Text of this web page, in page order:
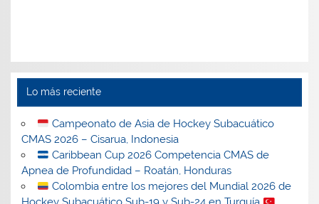
Lo más reciente
Campeonato de Asia de Hockey Subacuático
CMAS 2026 – Cisarua, Indonesia
Caribbean Cup 2026 Competencia CMAS de
Apnea de Profundidad – Roatán, Honduras
Colombia entre los mejores del Mundial 2026 de